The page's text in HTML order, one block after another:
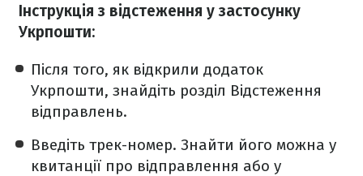
Інструкція з відстеження у застосунку
Укрпошти:
Після того, як відкрили додаток
Укрпошти, знайдіть розділ Відстеження
відправлень.
Введіть трек-номер. Знайти його можна у
квитанції про відправлення або у